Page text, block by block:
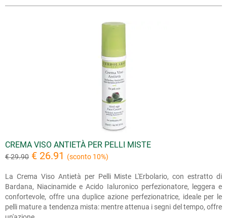
CREMA VISO ANTIETÀ PER PELLI MISTE
€ 29.90 € 26.91 (sconto 10%)
La Crema Viso Antietà per Pelli Miste L'Erbolario, con estratto di
Bardana, Niacinamide e Acido Ialuronico perfezionatore, leggera e
confortevole, offre una duplice azione perfezionatrice, ideale per le
pelli mature a tendenza mista: mentre attenua i segni del tempo, offre